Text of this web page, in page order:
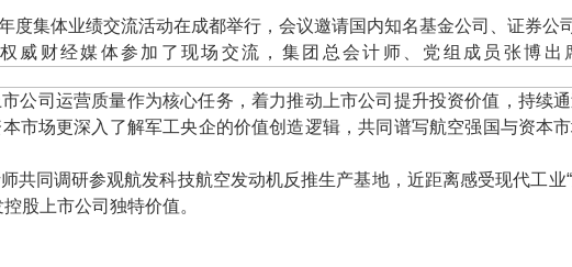
度集体业绩交流活动在成都举行，会议邀请国内知名基金公司、证券公
威财经媒体参加了现场交流，集团总会计师、党组成员张博出
公司运营质量作为核心任务，着力推动上市公司提升投资价值，持续
市场更深入了解军工央企的价值创造逻辑，共同谱写航空强国与资本
共同调研参观航发科技航空发动机反推生产基地，近距离感受现代工业
股上市公司独特价值。